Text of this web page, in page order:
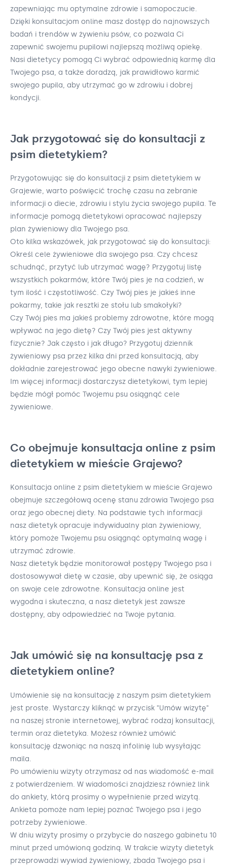
zapewniając mu optymalne zdrowie i samopoczucie.
Dzięki konsultacjom online masz dostęp do najnowszych
badań i trendów w żywieniu psów, co pozwala Ci
zapewnić swojemu pupilowi najlepszą możliwą opiekę.
Nasi dietetycy pomogą Ci wybrać odpowiednią karmę dla
Twojego psa, a także doradzą, jak prawidłowo karmić
swojego pupila, aby utrzymać go w zdrowiu i dobrej
kondycji.
Jak przygotować się do konsultacji z
psim dietetykiem?
Przygotowując się do konsultacji z psim dietetykiem w
Grajewie, warto poświęcić trochę czasu na zebranie
informacji o diecie, zdrowiu i stylu życia swojego pupila. Te
informacje pomogą dietetykowi opracować najlepszy
plan żywieniowy dla Twojego psa.
Oto kilka wskazówek, jak przygotować się do konsultacji:
Określ cele żywieniowe dla swojego psa. Czy chcesz
schudnąć, przytyć lub utrzymać wagę? Przygotuj listę
wszystkich pokarmów, które Twój pies je na codzień, w
tym ilość i częstotliwość. Czy Twój pies je jakieś inne
pokarmy, takie jak resztki ze stołu lub smakołyki?
Czy Twój pies ma jakieś problemy zdrowotne, które mogą
wpływać na jego dietę? Czy Twój pies jest aktywny
fizycznie? Jak często i jak długo? Przygotuj dziennik
żywieniowy psa przez kilka dni przed konsultacją, aby
dokładnie zarejestrować jego obecne nawyki żywieniowe.
Im więcej informacji dostarczysz dietetykowi, tym lepiej
będzie mógł pomóc Twojemu psu osiągnąć cele
żywieniowe.
Co obejmuje konsultacja online z psim
dietetykiem w mieście Grajewo?
Konsultacja online z psim dietetykiem w mieście Grajewo
obejmuje szczegółową ocenę stanu zdrowia Twojego psa
oraz jego obecnej diety. Na podstawie tych informacji
nasz dietetyk opracuje indywidualny plan żywieniowy,
który pomoże Twojemu psu osiągnąć optymalną wagę i
utrzymać zdrowie.
Nasz dietetyk będzie monitorował postępy Twojego psa i
dostosowywał dietę w czasie, aby upewnić się, że osiąga
on swoje cele zdrowotne. Konsultacja online jest
wygodna i skuteczna, a nasz dietetyk jest zawsze
dostępny, aby odpowiedzieć na Twoje pytania.
Jak umówić się na konsultację psa z
dietetykiem online?
Umówienie się na konsultację z naszym psim dietetykiem
jest proste. Wystarczy kliknąć w przycisk "Umów wizytę"
na naszej stronie internetowej, wybrać rodzaj konsultacji,
termin oraz dietetyka. Możesz również umówić
konsultację dzwoniąc na naszą infolinię lub wysyłając
maila.
Po umówieniu wizyty otrzymasz od nas wiadomość e-mail
z potwierdzeniem. W wiadomości znajdziesz również link
do ankiety, którą prosimy o wypełnienie przed wizytą.
Ankieta pomoże nam lepiej poznać Twojego psa i jego
potrzeby żywieniowe.
W dniu wizyty prosimy o przybycie do naszego gabinetu 10
minut przed umówioną godziną. W trakcie wizyty dietetyk
przeprowadzi wywiad żywieniowy, zbada Twojego psa i